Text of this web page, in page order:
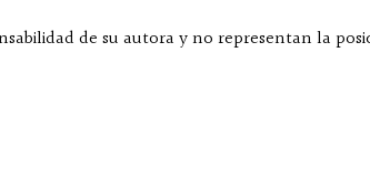
de su autora y no representan la